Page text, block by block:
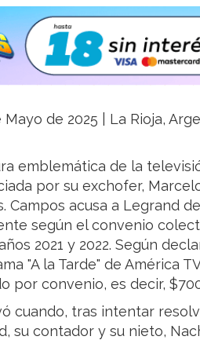
Mayo de 2025 | La Rioja,
emblemática de la
por su exchofer,
Campos acusa a Legrand
según el convenio
2021 y 2022. Según
"A la Tarde" de América
por convenio, es decir,
cuando, tras intentar
su contador y su nieto,